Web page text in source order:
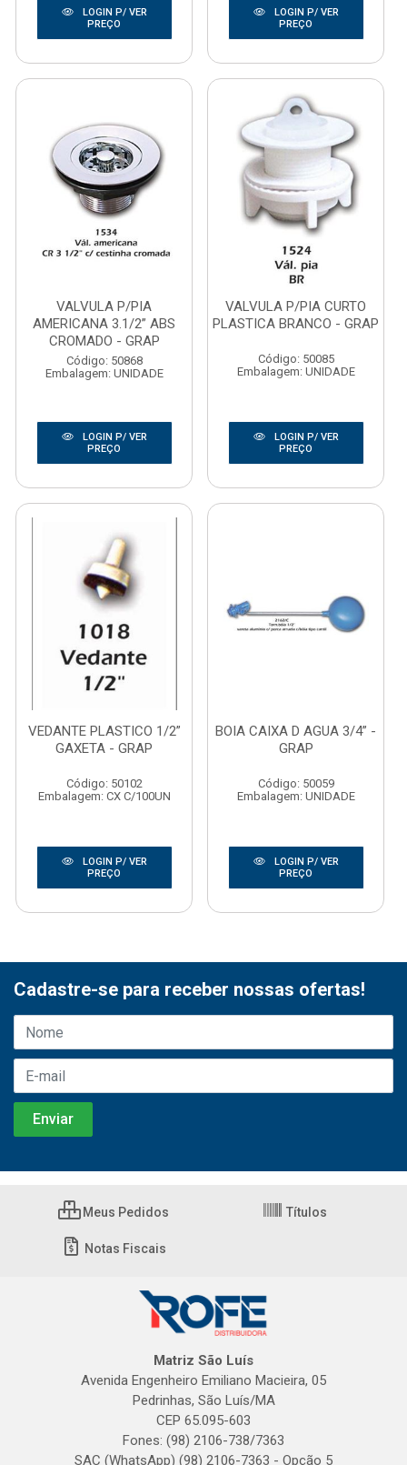
LOGIN P/ VER
PREÇO
LOGIN P/ VER
PREÇO
VALVULA P/PIA
AMERICANA 3.1/2” ABS
CROMADO - GRAP
Código: 50868
Embalagem: UNIDADE
LOGIN P/ VER
PREÇO
VALVULA P/PIA CURTO
PLASTICA BRANCO - GRAP
Código: 50085
Embalagem: UNIDADE
LOGIN P/ VER
PREÇO
VEDANTE PLASTICO 1/2”
GAXETA - GRAP
Código: 50102
Embalagem: CX C/100UN
LOGIN P/ VER
PREÇO
BOIA CAIXA D AGUA 3/4” -
GRAP
Código: 50059
Embalagem: UNIDADE
LOGIN P/ VER
PREÇO
Cadastre-se para receber nossas ofertas!
Meus Pedidos Títulos
Notas Fiscais
Matriz São Luís
Avenida Engenheiro Emiliano Macieira, 05
Pedrinhas, São Luís/MA
CEP 65.095-603
Fones: (98) 2106-738/7363
SAC (WhatsApp) (98) 2106-7363 - Opção 5